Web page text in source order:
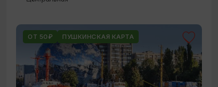
ОТ 50₽ ПУШКИНСКАЯ КАРТА